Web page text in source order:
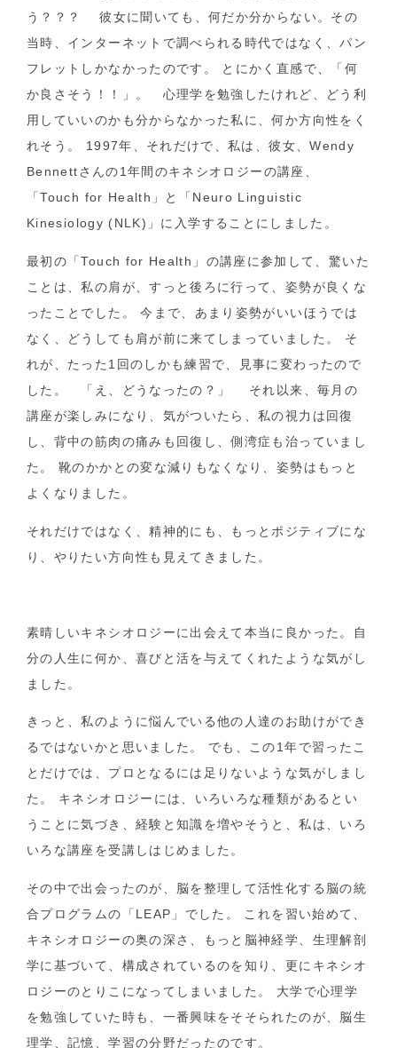
う？？？ 彼女に聞いても、何だか分からない。その
当時、インターネットで調べられる時代ではなく、パン
フレットしかなかったのです。 とにかく直感で、「何
か良さそう！！」。 心理学を勉強したけれど、どう利
用していいのかも分からなかった私に、何か方向性をく
れそう。 1997年、それだけで、私は、彼女、Wendy
Bennettさんの1年間のキネシオロジーの講座、
「Touch for Health」と「Neuro Linguistic
Kinesiology (NLK)」に入学することにしました。
最初の「Touch for Health」の講座に参加して、驚いた
ことは、私の肩が、すっと後ろに行って、姿勢が良くな
ったことでした。 今まで、あまり姿勢がいいほうでは
なく、どうしても肩が前に来てしまっていました。 そ
れが、たった1回のしかも練習で、見事に変わったので
した。 「え、どうなったの？」 それ以来、毎月の
講座が楽しみになり、気がついたら、私の視力は回復
し、背中の筋肉の痛みも回復し、側湾症も治っていまし
た。 靴のかかとの変な減りもなくなり、姿勢はもっと
よくなりました。
それだけではなく、精神的にも、もっとポジティブにな
り、やりたい方向性も見えてきました。
素晴しいキネシオロジーに出会えて本当に良かった。自
分の人生に何か、喜びと活を与えてくれたような気がし
ました。
きっと、私のように悩んでいる他の人達のお助けができ
るではないかと思いました。 でも、この1年で習ったこ
とだけでは、プロとなるには足りないような気がしまし
た。 キネシオロジーには、いろいろな種類があるとい
うことに気づき、経験と知識を増やそうと、私は、いろ
いろな講座を受講しはじめました。
その中で出会ったのが、脳を整理して活性化する脳の統
合プログラムの「LEAP」でした。 これを習い始めて、
キネシオロジーの奥の深さ、もっと脳神経学、生理解剖
学に基づいて、構成されているのを知り、更にキネシオ
ロジーのとりこになってしまいました。 大学で心理学
を勉強していた時も、一番興味をそそられたのが、脳生
理学、記憶、学習の分野だったのです。